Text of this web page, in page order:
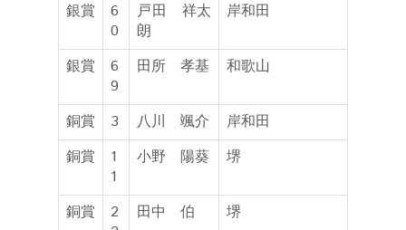
銀賞
6
0
戸田 祥太
朗
岸和田
銀賞
6
9
田所 孝基 和歌山
銅賞 3 八川 颯介
岸和田
銅賞
1
1
小野 陽葵 堺
銅賞
2
田中 伯 堺